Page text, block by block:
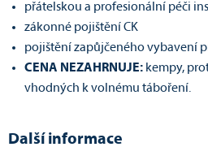
přátelskou a profesionální péči
zákonné pojištění CK
pojištění zapůjčeného vybavení
CENA NEZAHRNUJE: kempy,
vhodných k volnému táboření.
Další informace